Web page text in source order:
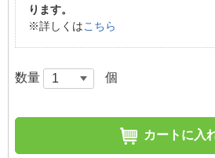
ります。
※詳しくはこちら
数量 個
カートに入